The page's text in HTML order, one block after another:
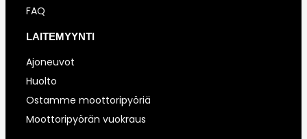
FAQ
LAITEMYYNTI
Ajoneuvot
Huolto
Ostamme moottoripyöriä
Moottoripyörän vuokraus